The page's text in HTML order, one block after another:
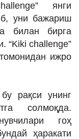
янги
уни бажариш
билан бирга
“Kiki challenge”
ижро
рақси унинг
солмоқда.
гоҳ
ҳаракати